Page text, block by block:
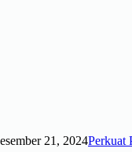
21, 2024Perkuat